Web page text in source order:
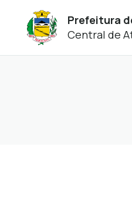
Prefeitura
Central de